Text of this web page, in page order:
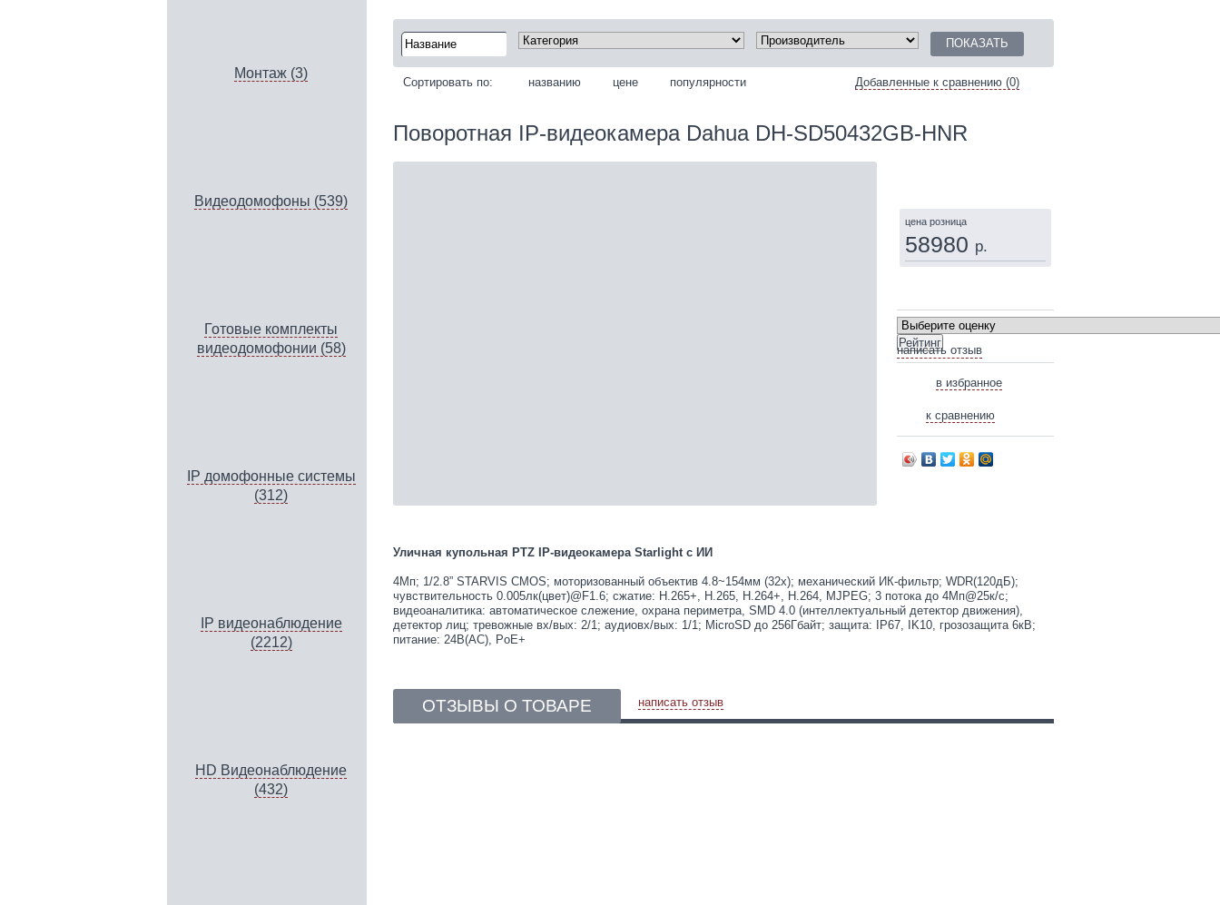
Монтаж (3)
Видеодомофоны (539)
Готовые комплекты
видеодомофонии (58)
IP домофонные системы
(312)
IP видеонаблюдение
(2212)
HD Видеонаблюдение
(432)
Добавленные к сравнению (0)
Сортировать по: названию цене популярности
Поворотная IP-видеокамера Dahua DH-SD50432GB-HNR
цена розница
58980 р.
написать отзыв
в избранное
к сравнению
Уличная купольная PTZ IP-видеокамера Starlight с ИИ
4Mп; 1/2.8” STARVIS CMOS; моторизованный объектив 4.8~154мм (32x); механический ИК-фильтр; WDR(120дБ);
чувствительность 0.005лк(цвет)@F1.6; сжатие: H.265+, H.265, H.264+, H.264, MJPEG; 3 потока до 4Мп@25к/с;
видеоаналитика: автоматическое слежение, охрана периметра, SMD 4.0 (интеллектуальный детектор движения),
детектор лиц; тревожные вх/вых: 2/1; аудиовх/вых: 1/1; MicroSD до 256Гбайт; защита: IP67, IK10, грозозащита 6кВ;
питание: 24В(AC), PoE+
ОТЗЫВЫ О ТОВАРЕ написать отзыв